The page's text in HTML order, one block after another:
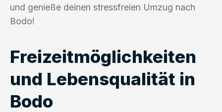
und genieße deinen stressfreien Umzug nach
Bodo!
Freizeitmöglichkeiten
und Lebensqualität in
Bodo